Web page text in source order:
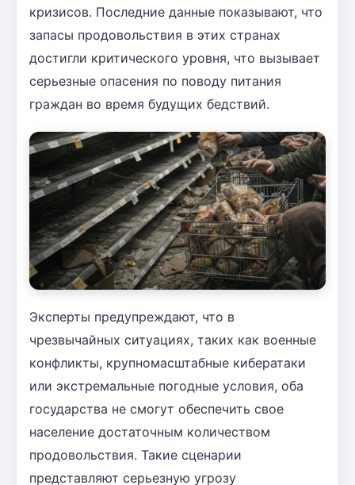
кризисов. Последние данные показывают, что
запасы продовольствия в этих странах
достигли критического уровня, что вызывает
серьезные опасения по поводу питания
граждан во время будущих бедствий.
Эксперты предупреждают, что в
чрезвычайных ситуациях, таких как военные
конфликты, крупномасштабные кибератаки
или экстремальные погодные условия, оба
государства не смогут обеспечить свое
население достаточным количеством
продовольствия. Такие сценарии
представляют серьезную угрозу